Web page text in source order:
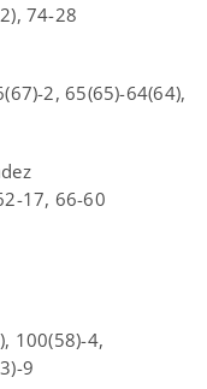
74-28
2, 65(65)-64(64),
17, 66-60
100(58)-4,
9